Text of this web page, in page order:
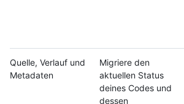
Quelle, Verlauf und
Metadaten
Migriere den
aktuellen Status
deines Codes und
dessen